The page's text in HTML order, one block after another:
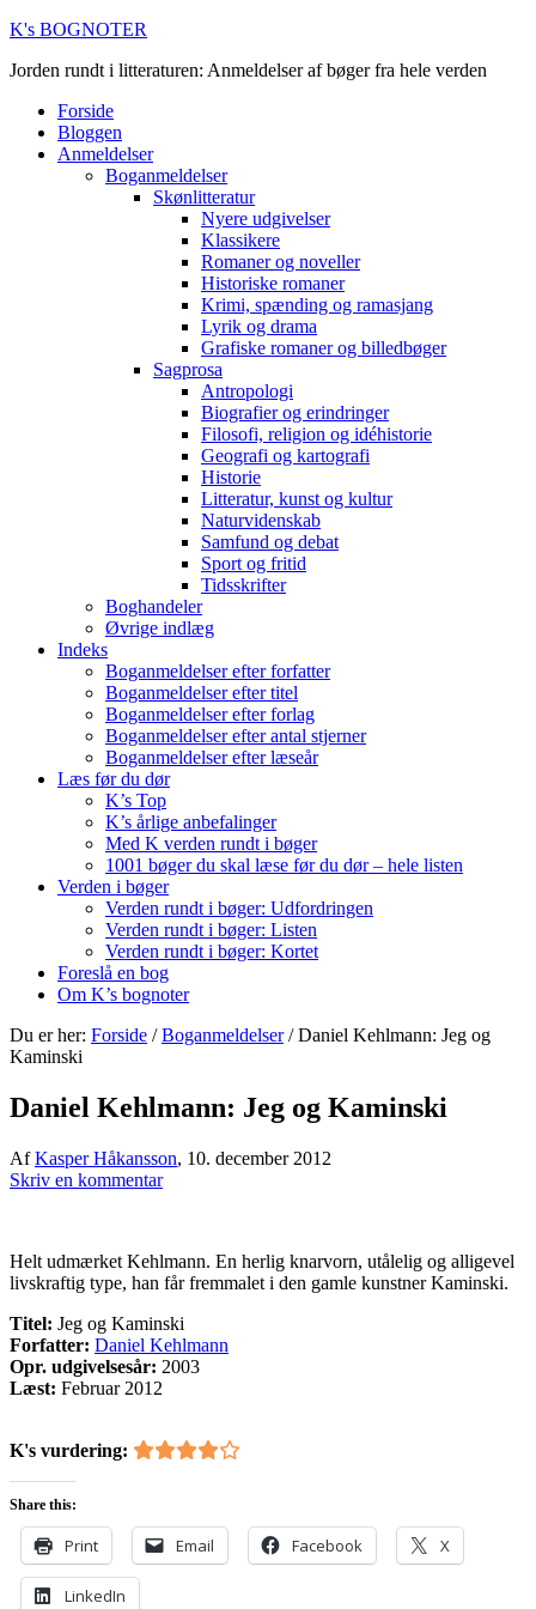
K's BOGNOTER
Jorden rundt i litteraturen: Anmeldelser af bøger fra hele verden
Forside
Bloggen
Anmeldelser
Boganmeldelser
Skønlitteratur
Nyere udgivelser
Klassikere
Romaner og noveller
Historiske romaner
Krimi, spænding og ramasjang
Lyrik og drama
Grafiske romaner og billedbøger
Sagprosa
Antropologi
Biografier og erindringer
Filosofi, religion og idéhistorie
Geografi og kartografi
Historie
Litteratur, kunst og kultur
Naturvidenskab
Samfund og debat
Sport og fritid
Tidsskrifter
Boghandeler
Øvrige indlæg
Indeks
Boganmeldelser efter forfatter
Boganmeldelser efter titel
Boganmeldelser efter forlag
Boganmeldelser efter antal stjerner
Boganmeldelser efter læseår
Læs før du dør
K’s Top
K’s årlige anbefalinger
Med K verden rundt i bøger
1001 bøger du skal læse før du dør – hele listen
Verden i bøger
Verden rundt i bøger: Udfordringen
Verden rundt i bøger: Listen
Verden rundt i bøger: Kortet
Foreslå en bog
Om K’s bognoter
Du er her: Forside / Boganmeldelser /Daniel Kehlmann: Jeg og
Kaminski
Daniel Kehlmann: Jeg og Kaminski
AfKasper Håkansson, 10. december 2012
Skriv en kommentar
Helt udmærket Kehlmann. En herlig knarvorn, utålelig og alligevel
livskraftig type, han får fremmalet i den gamle kunstner Kaminski.
Titel: Jeg og Kaminski
Forfatter: Daniel Kehlmann
Opr. udgivelsesår: 2003
Læst: Februar 2012
K's vurdering:
Share this:
Print Email Facebook X
LinkedIn